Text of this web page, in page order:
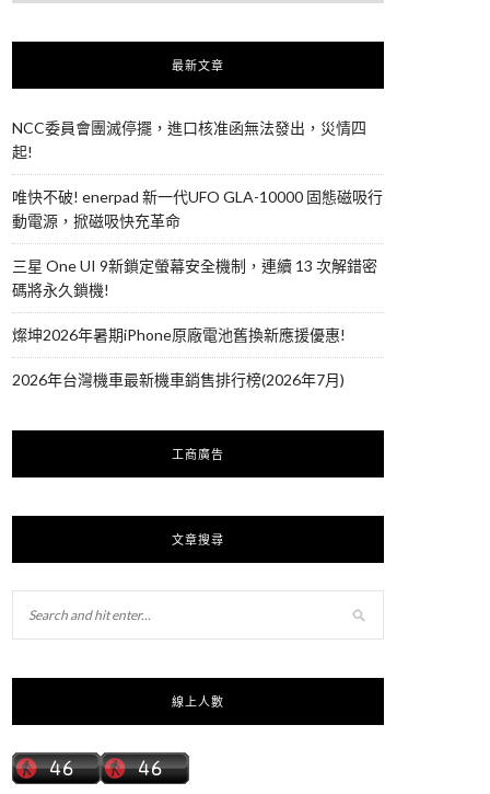
最新文章
NCC委員會團滅停擺，進口核准函無法發出，災情四
起!
唯快不破! enerpad 新一代UFO GLA-10000 固態磁吸行
動電源，掀磁吸快充革命
三星 One UI 9新鎖定螢幕安全機制，連續 13 次解錯密
碼將永久鎖機!
燦坤2026年暑期iPhone原廠電池舊換新應援優惠!
2026年台灣機車最新機車銷售排行榜(2026年7月)
工商廣告
文章搜尋
線上人數